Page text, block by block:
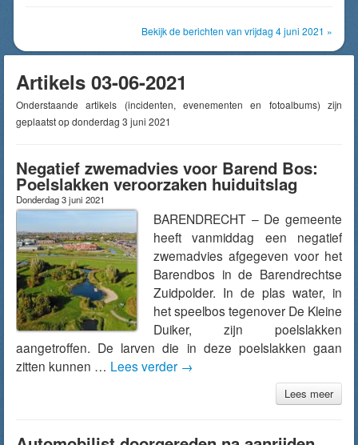
Bekijk de berichten van vrijdag 4 juni 2021 »
Artikels 03-06-2021
Onderstaande artikels (incidenten, evenementen en fotoalbums) zijn
geplaatst op donderdag 3 juni 2021
Negatief zwemadvies voor Barend Bos:
Poelslakken veroorzaken huiduitslag
Donderdag 3 juni 2021
BARENDRECHT – De gemeente
heeft vanmiddag een negatief
zwemadvies afgegeven voor het
Barendbos in de Barendrechtse
Zuidpolder. In de plas water, in
het speelbos tegenover De Kleine
Duiker, zijn poelslakken
aangetroffen. De larven die in deze poelslakken gaan
zitten kunnen … Lees verder →
Lees meer